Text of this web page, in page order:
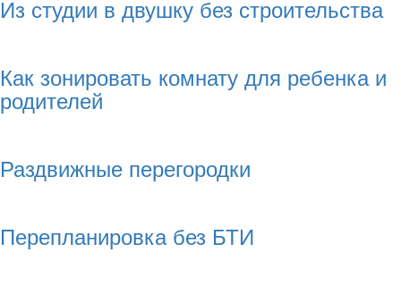
Из студии в двушку без строительства
Как зонировать комнату для ребенка и
родителей
Раздвижные перегородки
Перепланировка без БТИ